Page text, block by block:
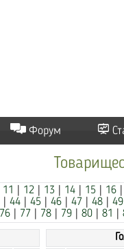
Форум
11 12 13 14 15 16
44 45 46 47 48 49
76 77 78 79 80 81